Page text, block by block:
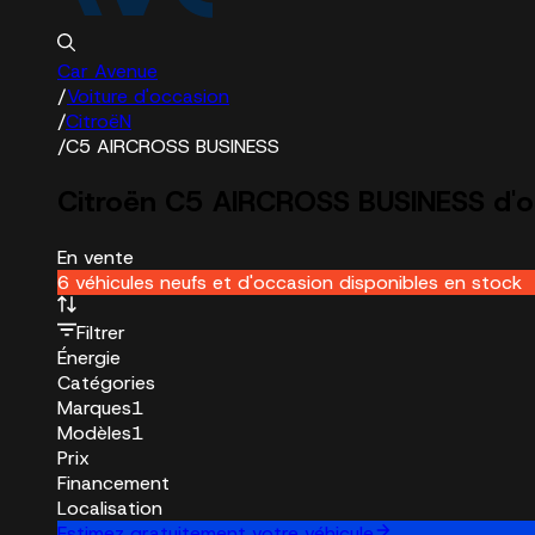
Car Avenue
/Voiture d'occasion
/CitroëN
/C5 AIRCROSS BUSINESS
En vente
6 véhicules neufs et d'occasion disponibles en stock
Filtrer
Énergie
Catégories
Marques1
Modèles1
Prix
Financement
Localisation